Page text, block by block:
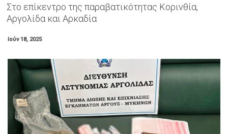
Στο επίκεντρο της παραβατικότητας Κορινθία,
Αργολίδα και Αρκαδία
Ιούν 18, 2025